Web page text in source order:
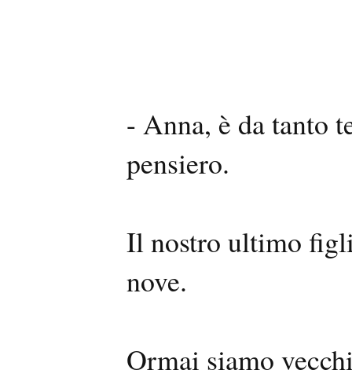
- Anna, è da tanto
pensiero.
Il nostro ultimo
nove.
Ormai siamo